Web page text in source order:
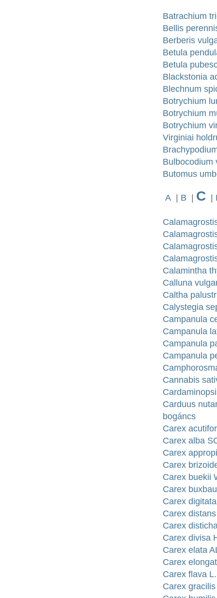
Batrachium
Bellis
Berberis
Betula
Betula
Blackstonia
Blechnum
Botrychium
Botrychium
Botrychium
Virginiai
Bulbocodium
Butomus
A B C
Calamintha
Calluna
Caltha
Calystegia
Campanula
Campanula
Campanula
Campanula
Cannabis
Carduus
bogáncs
Carex
Carex alba
Carex
Carex
Carex buekii
Carex
Carex
Carex
Carex
Carex divisa
Carex elata
Carex
Carex flava
Carex